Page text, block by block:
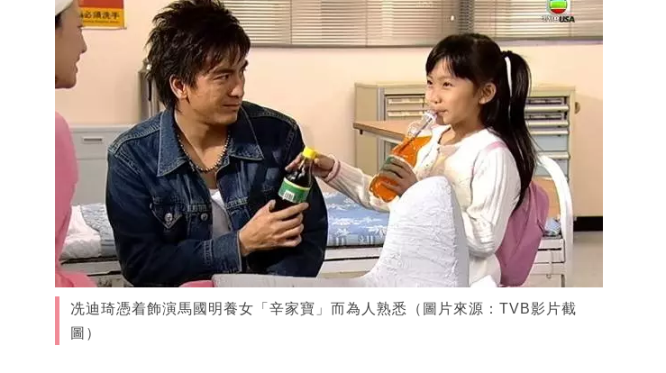
冼迪琦憑着飾演馬國明養女「辛家寶」而為人熟悉（圖片來源：TVB影片截
圖）